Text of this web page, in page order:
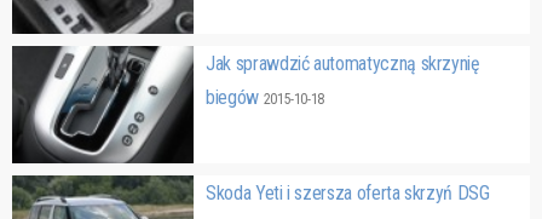
Jak sprawdzić automatyczną skrzynię
biegów 2015-10-18
Skoda Yeti i szersza oferta skrzyń DSG